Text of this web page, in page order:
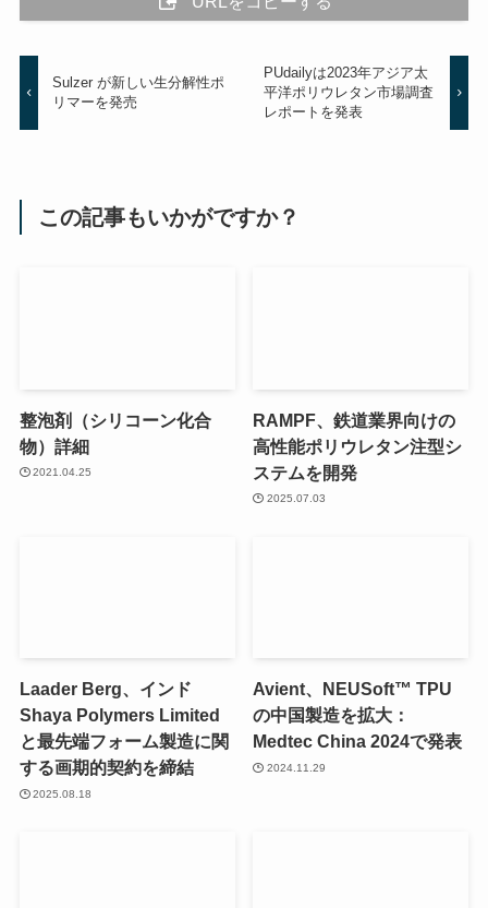
Sulzer が新しい生分解性ポ
リマーを発売
PUdailyは2023年アジア太
平洋ポリウレタン市場調査
レポートを発表
この記事もいかがですか？
整泡剤（シリコーン化合
物）詳細
2021.04.25
RAMPF、鉄道業界向けの
高性能ポリウレタン注型シ
ステムを開発
2025.07.03
Laader Berg、インド
Shaya Polymers Limited
と最先端フォーム製造に関
する画期的契約を締結
2025.08.18
Avient、NEUSoft™ TPU
の中国製造を拡大：
Medtec China 2024で発表
2024.11.29